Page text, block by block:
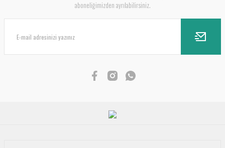
aboneliğimizden ayrılabilirsiniz.